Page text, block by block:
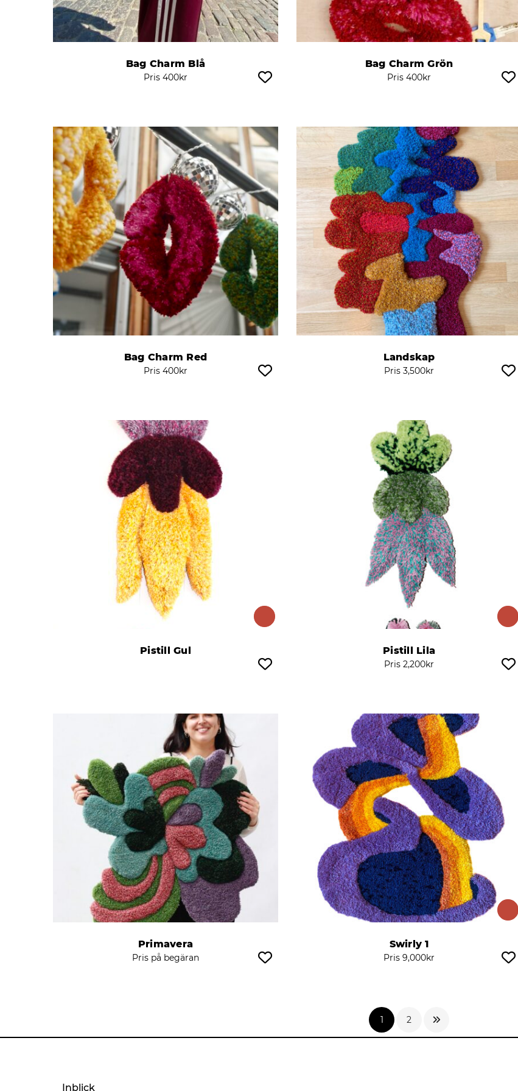
Bag Charm Blå
Pris 400kr
Bag Charm Grön
Pris 400kr
Bag Charm Red
Pris 400kr
Landskap
Pris 3,500kr
Pistill Gul Pistill Lila
Pris 2,200kr
Primavera
Pris på begäran
Swirly 1
Pris 9,000kr
1 2
Inblick